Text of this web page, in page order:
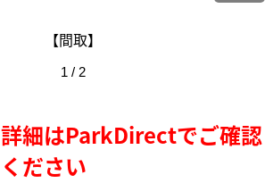
【間取】
1 / 2
詳細はParkDirectでご確認
ください